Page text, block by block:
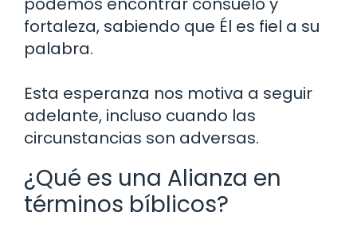
fortaleza, sabiendo que Él es fiel a su
palabra.
Esta esperanza nos motiva a seguir
adelante, incluso cuando las
circunstancias son adversas.
¿Qué es una Alianza en
términos bíblicos?